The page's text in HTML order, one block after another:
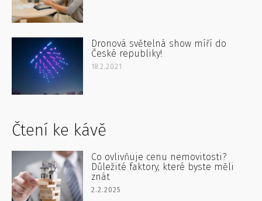
Dronová světelná show míří do
České republiky!
18.2.2021
Čtení ke kávě
Co ovlivňuje cenu nemovitosti?
Důležité faktory, které byste měli
znát
2.2.2025